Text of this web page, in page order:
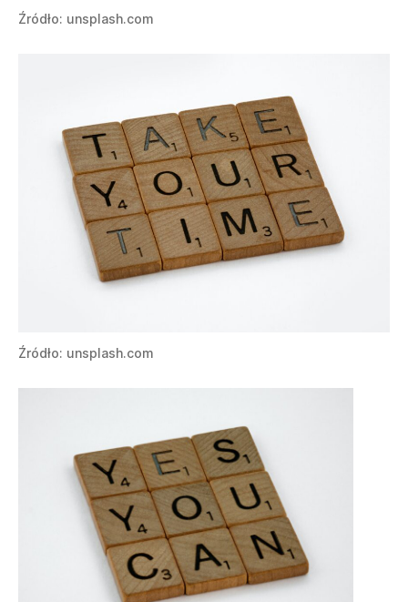
Źródło: unsplash.com
Źródło: unsplash.com